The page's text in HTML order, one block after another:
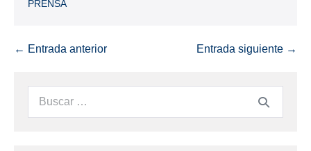
PRENSA
← Entrada anterior Entrada siguiente →